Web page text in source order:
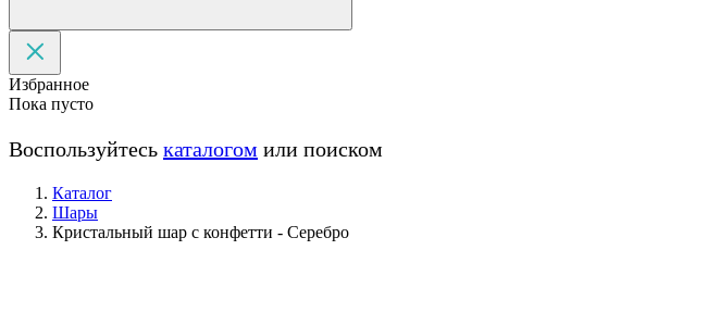
Избранное
Пока пусто
Воспользуйтесь каталогом или поиском
Каталог
Шары
Кристальный шар с конфетти - Серебро